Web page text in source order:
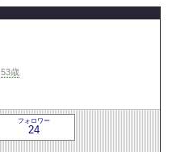
53歳
フォロワー
24